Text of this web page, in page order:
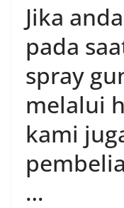
Jika
pada
spray
melalui
kami
…